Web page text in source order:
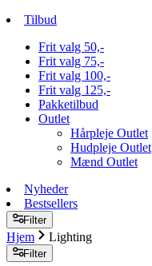
Tilbud
Frit valg 50,-
Frit valg 75,-
Frit valg 100,-
Frit valg 125,-
Pakketilbud
Outlet
Hårpleje Outlet
Hudpleje Outlet
Mænd Outlet
Nyheder
Bestsellers
Filter
Hjem Lighting
Filter